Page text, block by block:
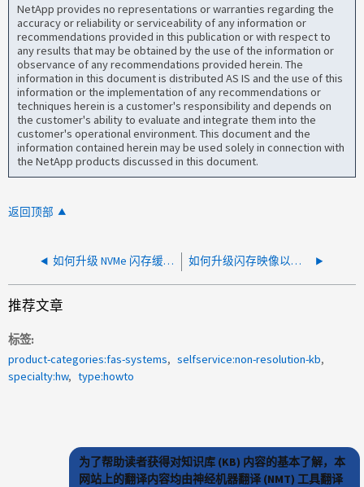
NetApp provides no representations or warranties regarding the
accuracy or reliability or serviceability of any information or
recommendations provided in this publication or with respect to
any results that may be obtained by the use of the information or
observance of any recommendations provided herein. The
information in this document is distributed AS IS and the use of this
information or the implementation of any recommendations or
techniques herein is a customer's responsibility and depends on
the customer's ability to evaluate and integrate them into the
customer's operational environment. This document and the
information contained herein may be used solely in connection with
the NetApp products discussed in this document.
返回顶部
如何升级 NVMe 闪存缓存固件 如何升级闪存映像以支持 GbE 连接到具有 CNA 或 UTA2 端口的 FAS2552 和 FAS2554 系统
推荐文章
标签
product-categories:fas-systems
selfservice:non-resolution-kb
specialty:hw
type:howto
为了帮助读者获得对知识库 (KB) 内容的基本了解，本
网站上的翻译内容均由神经机器翻译 (NMT) 工具翻译